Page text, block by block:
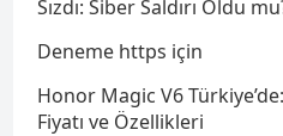
Sızdı: Siber Saldırı Oldu
Deneme https için
Honor Magic V6
Fiyatı ve Özellikleri